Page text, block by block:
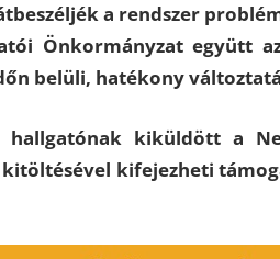
a rendszer
Önkormányzat együtt
belüli, hatékony
kiküldött a
kifejezheti